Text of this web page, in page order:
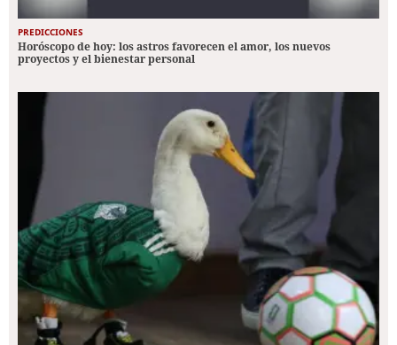
PREDICCIONES
Horóscopo de hoy: los astros favorecen el amor, los nuevos
proyectos y el bienestar personal